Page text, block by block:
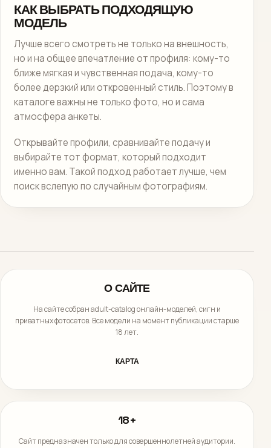
КАК ВЫБРАТЬ ПОДХОДЯЩУЮ
МОДЕЛЬ
Лучше всего смотреть не только на внешность,
но и на общее впечатление от профиля: кому-то
ближе мягкая и чувственная подача, кому-то
более дерзкий или откровенный стиль. Поэтому в
каталоге важны не только фото, но и сама
атмосфера анкеты.
Открывайте профили, сравнивайте подачу и
выбирайте тот формат, который подходит
именно вам. Такой подход работает лучше, чем
поиск вслепую по случайным фотографиям.
О САЙТЕ
На сайте собран adult-catalog онлайн-моделей, сигн и
приватных фотосетов. Все модели на момент публикации старше
18 лет.
КАРТА
18+
Сайт предназначен только для совершеннолетней аудитории.